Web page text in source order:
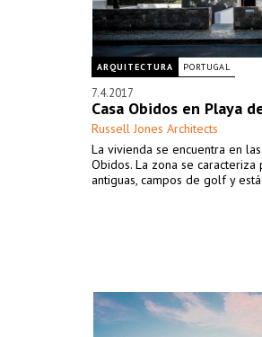
ARQUITECTURA PORTUGAL
7.4.2017
Casa Obidos en Playa
Russell Jones Architects
La vivienda se encuentra en
Obidos. La zona se
antiguas, campos de golf y